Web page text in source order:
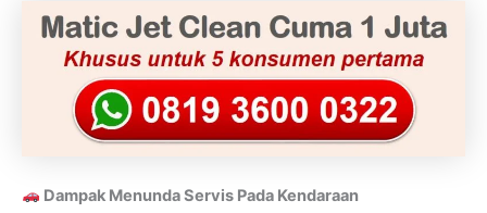
Dampak Menunda Servis Pada Kendaraan